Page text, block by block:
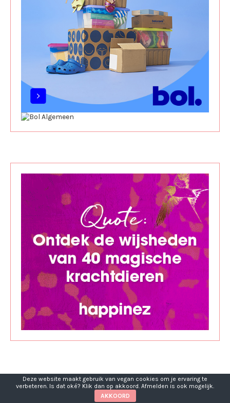
Deze website maakt gebruik van vegan cookies om je ervaring te
verbeteren. Is dat oké? Klik dan op akkoord. Afmelden is ook mogelijk.
AKKOORD